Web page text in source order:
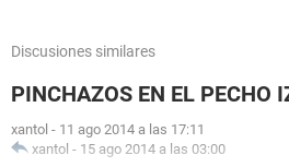
Discusiones similares
PINCHAZOS EN EL PECHO
xantol - 11 ago 2014 a las 17:11
xantol - 15 ago 2014 a las 03:00